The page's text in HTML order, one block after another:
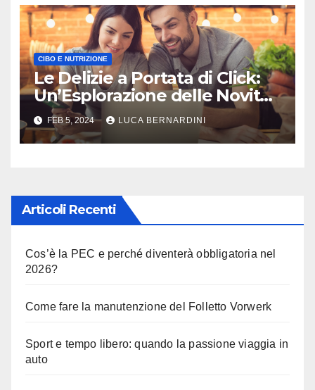
CIBO E NUTRIZIONE
Le Delizie a Portata di Click:
Un’Esplorazione delle Novità
nel Mondo degli Snack e del
Cibo Online
FEB 5, 2024 LUCA BERNARDINI
Articoli Recenti
Cos’è la PEC e perché diventerà obbligatoria nel
2026?
Come fare la manutenzione del Folletto Vorwerk
Sport e tempo libero: quando la passione viaggia in
auto